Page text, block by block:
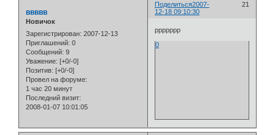
Поделиться 21
2007-
12-18 09:10:30
ввввв
Новичок
Зарегистрирован: 2007-12-13
Приглашений: 0
Сообщений: 9
Уважение: [+0/-0]
Позитив: [+0/-0]
Провел на форуме:
1 час 20 минут
Последний визит:
2008-01-07 10:01:05
ррррррр
0